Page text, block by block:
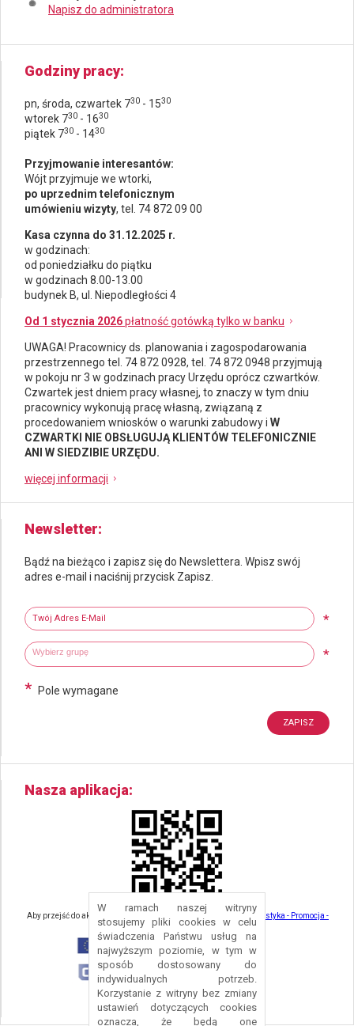
W ramach naszej witryny
stosujemy pliki cookies w celu
świadczenia Państwu usług na
najwyższym poziomie, w tym w
sposób dostosowany do
indywidualnych potrzeb.
Korzystanie z witryny bez zmiany
ustawień dotyczących cookies
oznacza, że będą one
Napisz do administratora
Godziny pracy
pn, środa, czwartek 730 - 1530
wtorek 730 - 1630
piątek 730 - 1430
Przyjmowanie interesantów:
Wójt przyjmuje we wtorki,
po uprzednim telefonicznym
umówieniu wizyty, tel. 74 872 09 00
Kasa czynna do 31.12.2025 r.
w godzinach:
od poniedziałku do piątku
w godzinach 8.00-13.00
budynek B, ul. Niepodległości 4
Od 1 stycznia 2026płatność gotówką tylko w banku
UWAGA! Pracownicy ds. planowania i zagospodarowania
przestrzennego tel. 74 872 0928, tel. 74 872 0948 przyjmują
w pokoju nr 3 w godzinach pracy Urzędu oprócz czwartków.
Czwartek jest dniem pracy własnej, to znaczy w tym dniu
pracownicy wykonują pracę własną, związaną z
procedowaniem wniosków o warunki zabudowy i W
CZWARTKI NIE OBSŁUGUJĄ KLIENTÓW TELEFONICZNIE
ANI W SIEDZIBIE URZĘDU.
więcej informacji
Newsletter
Bądź na bieżąco i zapisz się do Newslettera. Wpisz swój
adres e-mail i naciśnij przycisk Zapisz.
Twój adres e-mail
*
Wybierz grupy tematyczne *
Wpisz wyszukiwaną fraze
* Pole wymagane
Nasza aplikacja
Aby przejść do aktualności związanych z turystyką - kliknij tu:Turystyka - Promocja -
Strefa Turysty - Gmina Nowa Ruda